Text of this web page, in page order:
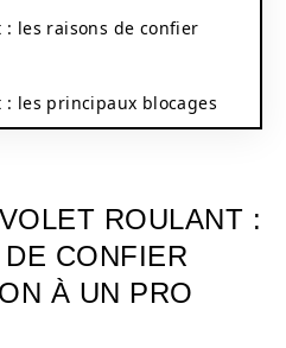
les raisons de confier
les principaux blocages
ROULANT :
CONFIER
À UN PRO